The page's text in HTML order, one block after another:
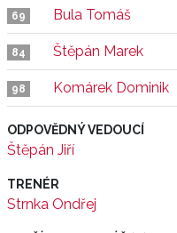
69 Bula Tomáš
84 Štěpán Marek
98 Komárek Dominik
ODPOVĚDNÝ VEDOUCÍ
Štěpán Jiří
TRENÉR
Strnka Ondřej